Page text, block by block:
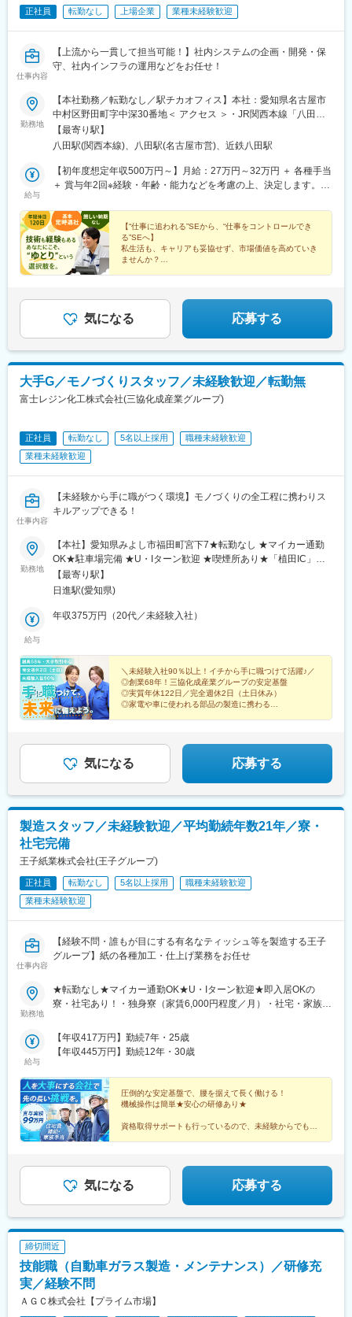
正社員 転勤なし 上場企業 業種未経験歓迎
仕事内容
【上流から一貫して担当可能！】社内システムの企画・開発・保
守、社内インフラの運用などをお任せ！
勤務地
【本社勤務／転勤なし／駅チカオフィス】本社：愛知県名古屋市
中村区野田町字中深30番地＜ アクセス ＞・JR関西本線「八田」
駅南口から徒歩約8分・地下鉄名古屋市営「八田」駅2番出口から
徒歩約9分・近鉄「八田」駅2番出口から徒歩約10分※受動喫煙対
【最寄り駅】
八田駅(関西本線)、八田駅(名古屋市営)、近鉄八田駅
給与
【初年度想定年収500万円～】月給：27万円～32万円 ＋ 各種手当
＋ 賞与年2回※経験・年齢・能力などを考慮の上、決定します。※
【“仕事に追われる”SEから、“仕事をコントロールでき
る”SEへ】
私生活も、キャリアも妥協せず、市場価値を高めていき
ませんか？
●初年度年収500万円～
気になる 応募する
大手G／モノづくりスタッフ／未経験歓迎／転勤無
富士レジン化工株式会社(三協化成産業グループ)
正社員 転勤なし 5名以上採用
職種未経験歓迎
業種未経験歓迎
仕事内容
【未経験から手に職がつく環境】モノづくりの全工程に携わりス
キルアップできる！
勤務地
【本社】愛知県みよし市福田町宮下7★転勤なし ★マイカー通勤
OK★駐車場完備 ★U・Iターン歓迎 ★喫煙所あり★「植田IC」か
ら車15分／名古屋から高速道路を使って40分程度です！
【最寄り駅】
日進駅(愛知県)
給与
年収375万円（20代／未経験入社）
＼未経験入社90％以上！イチから手に職つけて活躍♪／
◎創業68年！三協化成産業グループの安定基盤
◎実質年休122日／完全週休2日（土日休み）
◎家電や車に使われる部品の製造に携わる
気になる 応募する
製造スタッフ／未経験歓迎／平均勤続年数21年／寮・
社宅完備
王子紙業株式会社(王子グループ)
正社員 転勤なし 5名以上採用
職種未経験歓迎
業種未経験歓迎
仕事内容
【経験不問・誰もが目にする有名なティッシュ等を製造する王子
グループ】紙の各種加工・仕上げ業務をお任せ
勤務地
★転勤なし★マイカー通勤OK★U・Iターン歓迎★即入居OKの
寮・社宅あり！・独身寮（家賃6,000円程度／月）・社宅・家族向
＜アクセス＞中央本線「勝川駅」より徒歩20分※受動喫煙対策：
屋内全面禁煙（指定場所以外）
給与
【年収417万円】勤続7年・25歳
【年収445万円】勤続12年・30歳
圧倒的な安定基盤で、腰を据えて長く働ける！
機械操作は簡単★安心の研修あり★
資格取得サポートも行っているので、未経験からでも
新しい生活のスタートにぜひ当社をお選びください♪
気になる 応募する
締切間近
技能職（自動車ガラス製造・メンテナンス）／研修充
実／経験不問
ＡＧＣ株式会社【プライム市場】